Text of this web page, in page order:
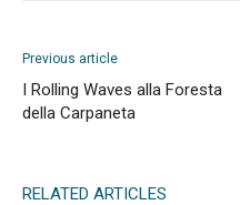
Previous article
I Rolling Waves alla Foresta
della Carpaneta
RELATED ARTICLES